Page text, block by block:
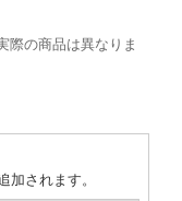
際の商品は異なりま
加されます。